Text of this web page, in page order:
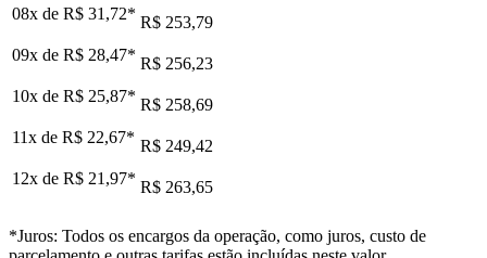
08x de R$ 31,72* R$ 253,79
09x de R$ 28,47* R$ 256,23
10x de R$ 25,87* R$ 258,69
11x de R$ 22,67* R$ 249,42
12x de R$ 21,97* R$ 263,65
*Juros: Todos os encargos da operação, como juros, custo de